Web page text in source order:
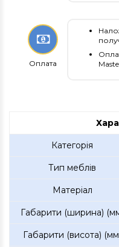
Оплата
Категорія
Тип меблів
Матеріал
Габарити (ширина)
Габарити (висота)